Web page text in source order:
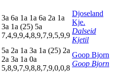
3a 6a 1a 1a 6a 2a 1a
3a 1a (25) 5a
7,4,9,9,4,8,9,7,9,5,9,9
Djoseland
Kje.
Dalseid
Kjetil
5a 2a 1a 3a 1a (25) 2a
2a 3a 1a 0a
5,8,9,7,9,8,8,7,9,0,0,8
Goop Bjorn
Goop Bjorn